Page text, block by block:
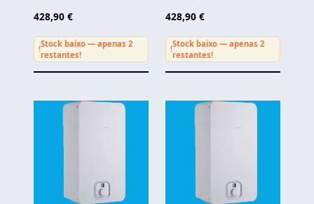
428,90 €
!
Stock baixo — apenas 2
restantes!
428,90 €
!
Stock baixo — apenas 2
restantes!